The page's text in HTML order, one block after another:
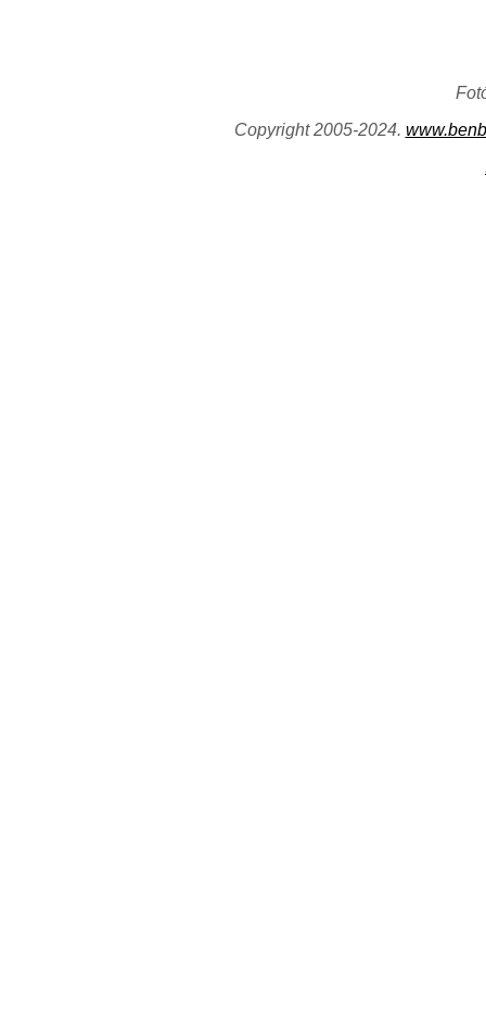
Copyright 2005-2024.